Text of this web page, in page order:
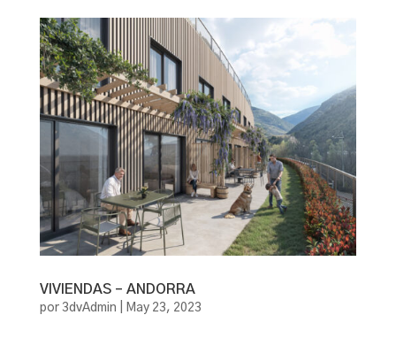
VIVIENDAS – ANDORRA
por 3dvAdmin May 23, 2023